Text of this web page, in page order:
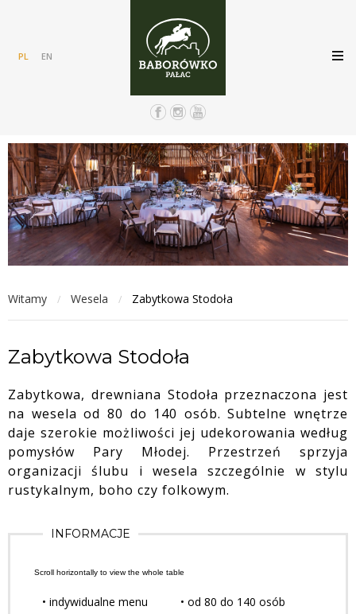
PL EN
Witamy / Wesela / Zabytkowa Stodoła
Zabytkowa Stodoła
Zabytkowa, drewniana Stodoła przeznaczona jest
na wesela od 80 do 140 osób. Subtelne wnętrze
daje szerokie możliwości jej udekorowania według
pomysłów Pary Młodej. Przestrzeń sprzyja
organizacji ślubu i wesela szczególnie w stylu
rustykalnym, boho czy folkowym.
INFORMACJE
• indywidualne menu • od 80 do 140 osób